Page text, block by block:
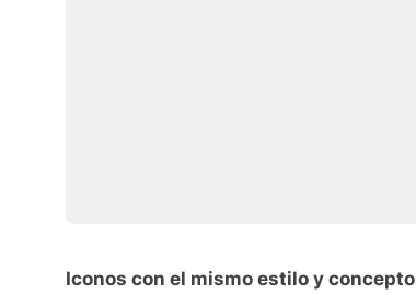
Iconos con el mismo estilo y concepto